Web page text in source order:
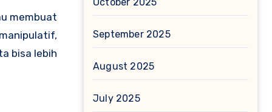
membuat
bisa lebih
September 2025
August 2025
July 2025